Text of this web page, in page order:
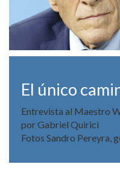
El único
Entrevista al Maestro
por Gabriel Quirici
Fotos Sandro Pereyra,